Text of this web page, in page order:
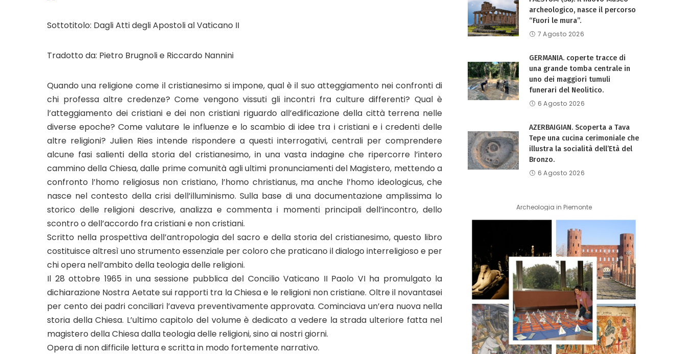
Sottotitolo: Dagli Atti degli Apostoli al Vaticano II
Tradotto da: Pietro Brugnoli e Riccardo Nannini
Quando una religione come il cristianesimo si impone, qual è il suo atteggiamento nei confronti di
chi professa altre credenze? Come vengono vissuti gli incontri fra culture differenti? Qual è
l’atteggiamento dei cristiani e dei non cristiani riguardo all’edificazione della città terrena nelle
diverse epoche? Come valutare le influenze e lo scambio di idee tra i cristiani e i credenti delle
altre religioni? Julien Ries intende rispondere a questi interrogativi, centrali per comprendere
alcune fasi salienti della storia del cristianesimo, in una vasta indagine che ripercorre l’intero
cammino della Chiesa, dalle prime comunità agli ultimi pronunciamenti del Magistero, mettendo a
confronto l’homo religiosus non cristiano, l’homo christianus, ma anche l’homo ideologicus, che
nasce nel contesto della crisi dell’illuminismo. Sulla base di una documentazione amplissima lo
storico delle religioni descrive, analizza e commenta i momenti principali dell’incontro, dello
scontro o dell’accordo fra cristiani e non cristiani.
Scritto nella prospettiva dell’antropologia del sacro e della storia del cristianesimo, questo libro
costituisce altresì uno strumento essenziale per coloro che praticano il dialogo interreligioso e per
chi opera nell’ambito della teologia delle religioni.
Il 28 ottobre 1965 in una sessione pubblica del Concilio Vaticano II Paolo VI ha promulgato la
dichiarazione Nostra Aetate sui rapporti tra la Chiesa e le religioni non cristiane. Oltre il novantasei
per cento dei padri conciliari l’aveva preventivamente approvata. Cominciava un’era nuova nella
storia della Chiesa. L’ultimo capitolo del volume è dedicato a vedere la strada ulteriore fatta nel
magistero della Chiesa dalla teologia delle religioni, sino ai nostri giorni.
Opera di non difficile lettura e scritta in modo fortemente narrativo.
archeologico, nasce il percorso
“Fuori le mura”.
7 Agosto 2026
GERMANIA. coperte tracce di
una grande tomba centrale in
uno dei maggiori tumuli
funerari del Neolitico.
6 Agosto 2026
AZERBAIGIAN. Scoperta a Tava
Tepe una cucina cerimoniale che
illustra la socialità dell’Età del
Bronzo.
6 Agosto 2026
Archeologia in Piemonte